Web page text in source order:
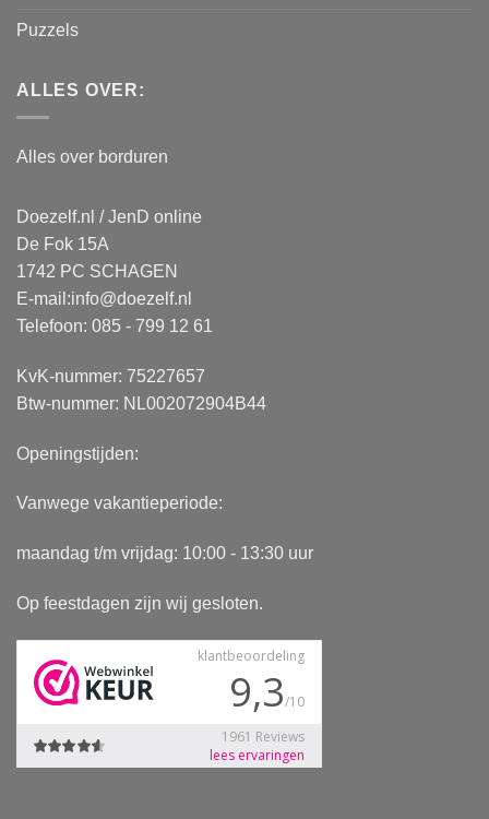
Puzzels
ALLES OVER:
Alles over borduren
Doezelf.nl / JenD online
De Fok 15A
1742 PC SCHAGEN
E-mail:info@doezelf.nl
Telefoon: 085 - 799 12 61
KvK-nummer: 75227657
Btw-nummer: NL002072904B44
Openingstijden:
Vanwege vakantieperiode:
maandag t/m vrijdag: 10:00 - 13:30 uur
Op feestdagen zijn wij gesloten.